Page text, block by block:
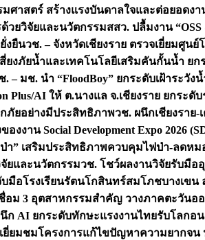
าสตร์ สร้างแรงบันดาลใจและต่อยอดง
วยวิจัยและนวัตกรรมสสว. ปลื้มงาน “OSS
งยืนวช. – จังหวัดเชียงราย ตรวจเยี่ยมศูน
งภัยน้ำและเทคโนโลยีเสริมคันกั้นน้ำ ยก
. – มช. นำ “FloodBoy” ยกระดับเฝ้าระวัง
Plus/AI ให้ ต.นางแล จ.เชียงราย ยกระดั
ภัยอย่างมีประสิทธิภาพวช. ผนึกเชียงราย-
งาน Social Development Expo 2026
า” เสริมประสิทธิภาพควบคุมไฟป่า-ลดห
ยและนวัตกรรมวช. โชว์ผลงานวิจัยรับมือ
มือโรงเรียนรัตนโกสินทร์สมโภชบางเขน
อม 3 อุตสาหกรรมสำคัญ วางภาคตะวัน
ผนึก AI ยกระดับทักษะแรงงานไทยรับโลกอ
ยี่ยมชมโครงการแก้ไขปัญหาความยากจน